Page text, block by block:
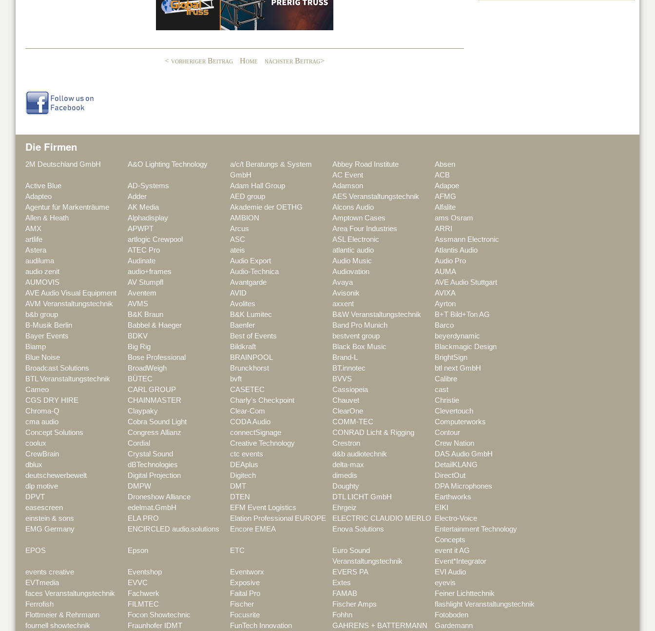
o
< vorheriger Beitrag Home nächster Beitrag>
Die Firmen
2M Deutschland GmbH A&O Lighting Technology
a/c/t Beratungs & System
GmbH
Abbey Road Institute
Absen
AC Event
ACB
Active Blue
AD-Systems Adam Hall Group Adamson
Adapoe
Adapteo
Adder AED group AES Veranstaltungstechnik
AFMG
Agentur für Markenträume
AK Media Akademie der OETHG Alcons Audio
Alfalite
Allen & Heath
Alphadisplay AMBION Amptown Cases
ams Osram
AMX
APWPT Arcus Area Four Industries
ARRI
artlife
artlogic Crewpool ASC ASL Electronic
Assmann Electronic
Astera
ATEC Pro ateis atlantic audio
Atlantis Audio
audiluma
Audinate Audio Export Audio Music
Audio Pro
audio zenit
audio+frames Audio-Technica Audiovation
AUMA
AUMOVIS
AV Stumpfl Avantgarde Avaya
AVE Audio Stuttgart
AVE Audio Visual Equipment
Aventem AVID Avisonik
AVIXA
AVM Veranstaltungstechnik
AVMS Avolites axxent
Ayrton
b&b group
B&K Braun B&K Lumitec B&W Veranstaltungstechnik
B+T Bild+Ton AG
B-Musik Berlin
Babbel & Haeger Baenfer Band Pro Munich
Barco
Bayer Events
BDKV Best of Events bestvent group
beyerdynamic
Biamp
Big Rig Bildkraft Black Box Music
Blackmagic Design
Blue Noise
Bose Professional BRAINPOOL Brand-L
BrightSign
Broadcast Solutions
BroadWeigh Brunckhorst BT.innotec
btl next GmbH
BTL Veranstaltungstechnik
BÜTEC bvft BVVS
Calibre
Cameo
CARL GROUP CASETEC Cassiopeia
cast
CGS DRY HIRE
CHAINMASTER Charly's Checkpoint Chauvet
Christie
Chroma-Q
Claypaky Clear-Com ClearOne
Clevertouch
cma audio
Cobra Sound Light CODA Audio COMM-TEC
Computerworks
Concept Solutions
Congress Allianz connectSignage CONRAD Licht & Rigging
Contour
coolux
Cordial Creative Technology Crestron
Crew Nation
CrewBrain
Crystal Sound ctc events d&b audiotechnik
DAS Audio GmbH
dblux
dBTechnologies DEAplus delta-max
DetailKLANG
deutschewerbewelt
Digital Projection Digitech dimedis
DirectOut
dlp motive
DMPW DMT Doughty
DPA Microphones
DPVT
Droneshow Alliance DTEN DTL LICHT GmbH
Earthworks
easescreen
edelmat.GmbH EFM Event Logistics Ehrgeiz
EIKI
einstein & sons
ELA PRO Elation Professional EUROPE ELECTRIC CLAUDIO MERLO
Electro-Voice
EMG Germany
ENCIRCLED audio.solutions Encore EMEA Enova Solutions
Entertainment Technology
Concepts
EPOS
Epson ETC
Euro Sound
Veranstaltungstechnik
event it AG
Event*Integrator
events creative
Eventshop Eventworx EVERS PA
EVI Audio
EVTmedia
EVVC Exposive Extes
eyevis
faces Veranstaltungstechnik
Fachwerk Faital Pro FAMAB
Feiner Lichttechnik
Ferrofish
FILMTEC Fischer Fischer Amps
flashlight Veranstaltungstechnik
Flottmeier & Rehrmann
Focon Showtechnic Focusrite Fohhn
Fotoboden
fournell showtechnik
Fraunhofer IDMT FunTech Innovation GAHRENS + BATTERMANN Gardemann